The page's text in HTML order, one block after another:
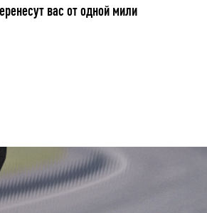
вас от одной мили